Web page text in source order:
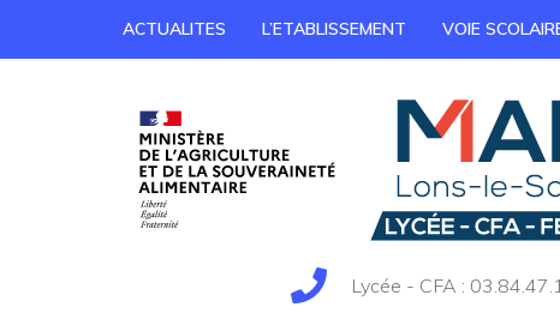
ACTUALITES L’ETABLISSEMENT VOIE
Lycée - CFA :